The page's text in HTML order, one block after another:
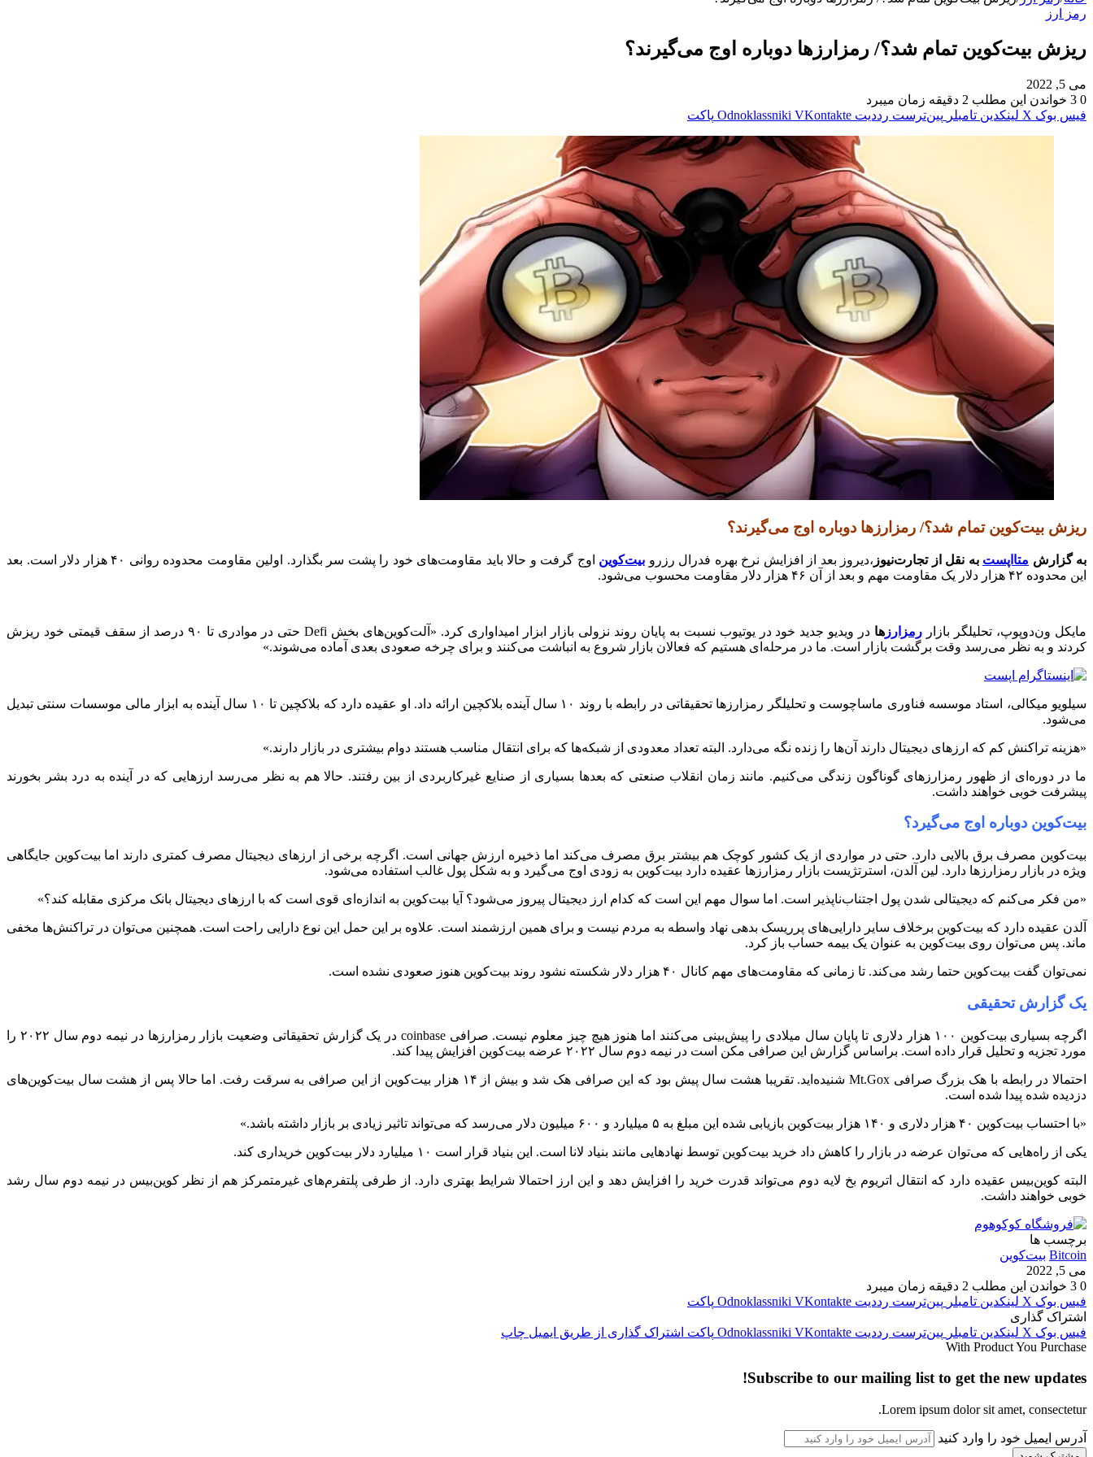
رمز ارز
ریزش بیت‌کوین تمام شد؟/ رمزارزها دوباره اوج می‌گیرند؟
می 5, 2022
0
خواندن این مطلب 2 دقیقه زمان میبرد
فیس بوک X لینکدین ‫تامبلر ‫پین‌ترست ‫رددیت ‫VKontakte
‫Odnoklassniki پاکت
ریزش بیت‌کوین تمام شد؟/ رمزارزها دوباره اوج می‌گیرند؟
به گزارش متااپست به نقل از تجارت‌نیوز ،دیروز بعد از افزایش نرخ بهره فدرال رزرو بیت‌کوین
اوج گرفت و حالا باید مقاومت‌های خود را پشت سر بگذارد. اولین مقاومت محدوده روانی ۴۰ هزار دلار است. بعد
این محدوده ۴۲ هزار دلار یک مقاومت مهم و بعد از آن ۴۶ هزار دلار مقاومت محسوب می‌شود.
مایکل ون‌دو‌پوپ، تحلیلگر بازار رمزارز ها
در ویدیو جدید خود در یوتیوب نسبت به پایان روند نزولی بازار ابزار امیداواری کرد. «آلت‌کوین‌های بخش Defi حتی در موادری تا ۹۰ درصد از سقف قیمتی خود ریزش
کردند و به نظر می‌رسد وقت برگشت بازار است. ما در مرحله‌ای هستیم که فعالان بازار شروع به انباشت می‌کنند و برای چرخه صعودی بعدی آماده می‌شوند.»
سیلویو میکالی، استاد موسسه فناوری ماساچوست و تحلیلگر رمزارزها تحقیقاتی در رابطه با روند ۱۰ سال آینده بلاکچین ارائه داد. او عقیده دارد که بلاکچین تا ۱۰ سال آینده به ابزار مالی موسسات سنتی تبدیل
می‌شود.
«هزینه تراکنش کم که ارزهای دیجیتال دارند آن‌ها را زنده نگه می‌دارد. البته تعداد معدودی از شبکه‌ها که برای انتقال مناسب هستند دوام بیشتری در بازار دارند.»
ما در دوره‌ای از ظهور رمزارزهای گوناگون زندگی می‌کنیم. مانند زمان انقلاب صنعتی که بعدها بسیاری از صنایع غیرکاربردی از بین رفتند. حالا هم به نظر می‌رسد ارزهایی که در آینده به درد بشر بخورند
پیشرفت خوبی خواهند داشت.
بیت‌کوین دوباره اوج می‌گیرد؟
بیت‌کوین مصرف برق بالایی دارد. حتی در مواردی از یک کشور کوچک هم بیشتر برق مصرف می‌کند اما ذخیره ارزش جهانی است. اگرچه برخی از ارزهای دیجیتال مصرف کمتری دارند اما بیت‌کوین جایگاهی
ویژه در بازار رمزارزها دارد. لین آلدن، استرتژیست بازار رمزارزها عقیده دارد بیت‌کوین به زودی اوج می‌گیرد و به شکل پول غالب استفاده می‌شود.
«من فکر می‌کنم که دیجیتالی شدن پول اجتناب‌ناپذیر است. اما سوال مهم این است که کدام ارز دیجیتال پیروز می‌شود؟ آیا بیت‌کوین به اندازه‌ای قوی است که با ارزهای دیجیتال بانک مرکزی مقابله کند؟»
آلدن عقیده دارد که بیت‌کوین برخلاف سایر دارایی‌های پرریسک بدهی نهاد واسطه به مردم نیست و برای همین ارزشمند است. علاوه بر این حمل این نوع دارایی راحت است. همچنین می‌توان در تراکنش‌ها مخفی
ماند. پس می‌توان روی بیت‌کوین به عنوان یک بیمه حساب باز کرد.
نمی‌توان گفت بیت‌کوین حتما رشد می‌کند. تا زمانی که مقاومت‌های مهم کانال ۴۰ هزار دلار شکسته نشود روند بیت‌کوین هنوز صعودی نشده است.
یک گزارش تحقیقی
اگرچه بسیاری بیت‌کوین ۱۰۰ هزار دلاری تا پایان سال میلادی را پیش‌بینی می‌کنند اما هنوز هیچ چیز معلوم نیست. صرافی coinbase در یک گزارش تحقیقاتی وضعیت بازار رمزارزها در نیمه دوم سال ۲۰۲۲ را
مورد تجزیه و تحلیل قرار داده است. براساس گزارش این صرافی مکن است در نیمه دوم سال ۲۰۲۲ عرضه بیت‌کوین افزایش پیدا کند.
احتمالا در رابطه با هک بزرگ صرافی Mt.Gox شنیده‌اید. تقریبا هشت سال پیش بود که این صرافی هک شد و بیش از ۱۴ هزار بیت‌کوین از این صرافی به سرقت رفت. اما حالا پس از هشت سال بیت‌کوین‌های
دزدیده شده پیدا شده است.
«با احتساب بیت‌کوین ۴۰ هزار دلاری و ۱۴۰ هزار بیت‌کوین بازیابی شده این مبلغ به ۵ میلیارد و ۶۰۰ میلیون دلار می‌رسد که می‌تواند تاثیر زیادی بر بازار داشته باشد.»
یکی از راه‌هایی که می‌توان عرضه در بازار را کاهش داد خرید بیت‌کوین توسط نهادهایی مانند بنیاد لانا است. این بنیاد قرار است ۱۰ میلیارد دلار بیت‌کوین خریداری کند.
البته کوین‌بیس عقیده دارد که انتقال اتریوم بخ لایه دوم می‌تواند قدرت خرید را افزایش دهد و این ارز احتمالا شرایط بهتری دارد. از طرفی پلتفرم‌های غیرمتمرکز هم از نظر کوین‌بیس در نیمه دوم سال رشد
خوبی خواهند داشت.
برچسب ها
Bitcoin بیت‌کوین
می 5, 2022
0
خواندن این مطلب 2 دقیقه زمان میبرد
فیس بوک X لینکدین ‫تامبلر ‫پین‌ترست ‫رددیت ‫VKontakte
‫Odnoklassniki پاکت
اشتراک گذاری
فیس بوک X لینکدین ‫تامبلر ‫پین‌ترست ‫رددیت ‫VKontakte
‫Odnoklassniki پاکت اشتراک گذاری از طریق ایمیل چاپ
With Product You Purchase
Subscribe to our mailing list to get the new updates!
Lorem ipsum dolor sit amet, consectetur.
آدرس ایمیل خود را وارد کنید